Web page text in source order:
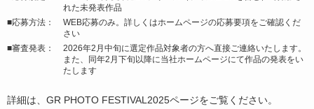
れた未発表作品
■応募方法：
WEB応募のみ。詳しくはホームページの応募要項をご確認くだ
さい
■審査発表：
2026年2月中旬に選定作品対象者の方へ直接ご連絡いたします。
また、同年2月下旬以降に当社ホームページにて作品の発表をい
たします
詳細は、GR PHOTO FESTIVAL2025ページをご覧ください。